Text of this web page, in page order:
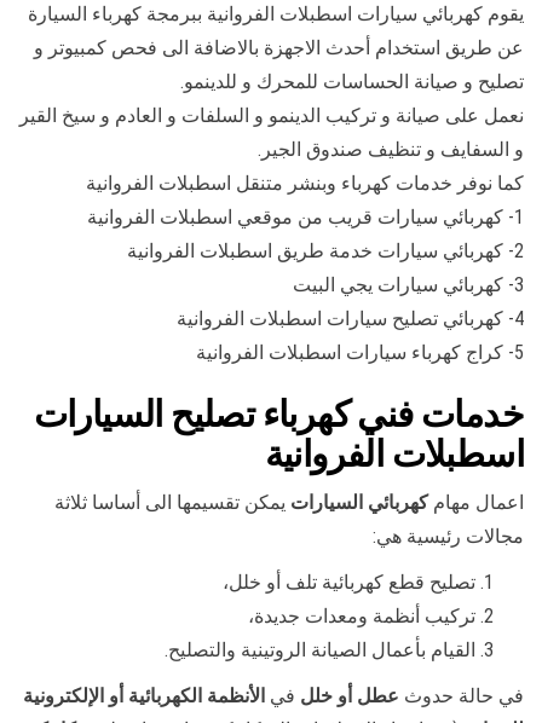
يقوم كهربائي سيارات اسطبلات الفروانية ببرمجة كهرباء السيارة
عن طريق استخدام أحدث الاجهزة بالاضافة الى فحص كمبيوتر و
تصليح و صيانة الحساسات للمحرك و للدينمو.
نعمل على صيانة و تركيب الدينمو و السلفات و العادم و سيخ القير
و السفايف و تنظيف صندوق الجير.
كما نوفر خدمات كهرباء وبنشر متنقل اسطبلات الفروانية
1- كهربائي سيارات قريب من موقعي اسطبلات الفروانية
2- كهربائي سيارات خدمة طريق اسطبلات الفروانية
3- كهربائي سيارات يجي البيت
4- كهربائي تصليح سيارات اسطبلات الفروانية
5- كراج كهرباء سيارات اسطبلات الفروانية
خدمات فني كهرباء تصليح السيارات
اسطبلات الفروانية
اعمال مهامكهربائي السيارات يمكن تقسيمها الى أساسا ثلاثة
مجالات رئيسية هي:
تصليح قطع كهربائية تلف أو خلل،
تركيب أنظمة ومعدات جديدة،
القيام بأعمال الصيانة الروتينية والتصليح.
في حالة حدوث عطل أو خلل في الأنظمة الكهربائية أو الإلكترونية